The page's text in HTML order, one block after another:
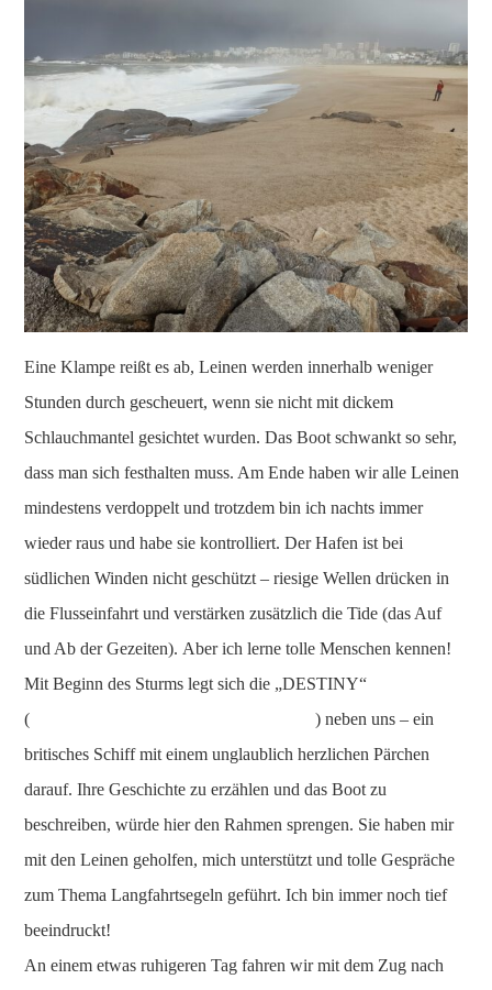
Eine Klampe reißt es ab, Leinen werden innerhalb weniger
Stunden durch gescheuert, wenn sie nicht mit dickem
Schlauchmantel gesichtet wurden. Das Boot schwankt so sehr,
dass man sich festhalten muss. Am Ende haben wir alle Leinen
mindestens verdoppelt und trotzdem bin ich nachts immer
wieder raus und habe sie kontrolliert. Der Hafen ist bei
südlichen Winden nicht geschützt – riesige Wellen drücken in
die Flusseinfahrt und verstärken zusätzlich die Tide (das Auf
und Ab der Gezeiten). Aber ich lerne tolle Menschen kennen!
Mit Beginn des Sturms legt sich die „DESTINY“
( www.sailblogs.com/member/destinyatsea) neben uns – ein
britisches Schiff mit einem unglaublich herzlichen Pärchen
darauf. Ihre Geschichte zu erzählen und das Boot zu
beschreiben, würde hier den Rahmen sprengen. Sie haben mir
mit den Leinen geholfen, mich unterstützt und tolle Gespräche
zum Thema Langfahrtsegeln geführt. Ich bin immer noch tief
beeindruckt!
An einem etwas ruhigeren Tag fahren wir mit dem Zug nach